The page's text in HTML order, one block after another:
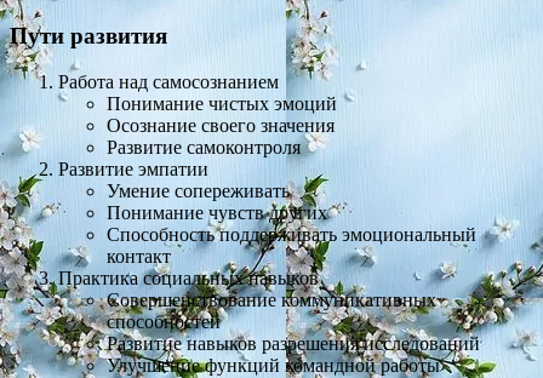
Пути развития
Работа над самосознанием
Понимание чистых эмоций
Осознание своего значения
Развитие самоконтроля
Развитие эмпатии
Умение сопереживать
Понимание чувств других
Способность поддерживать эмоциональный
контакт
Практика социальных навыков
Совершенствование коммуникативных
способностей
Развитие навыков разрешения исследований
Улучшение функций командной работы